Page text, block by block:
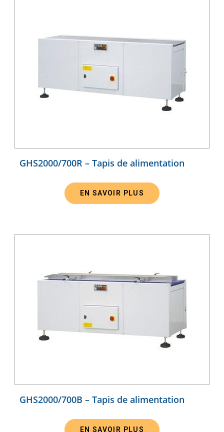
GHS2000/700R – Tapis de alimentation
EN SAVOIR PLUS
GHS2000/700B – Tapis de alimentation
EN SAVOIR PLUS